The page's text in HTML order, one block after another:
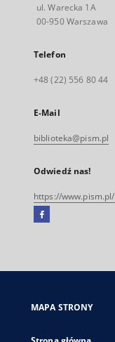
ul. Warecka 1A
00-950 Warszawa
Telefon
+48 (22) 556 80 44
E-Mail
biblioteka@pism.pl
Odwiedź nas!
https://www.pism.pl/
Facebook
się
karcie
MAPA STRONY